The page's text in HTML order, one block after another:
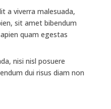
a viverra malesuada,
sit amet bibendum
quam egestas
nisi nisl posuere
dui risus diam non